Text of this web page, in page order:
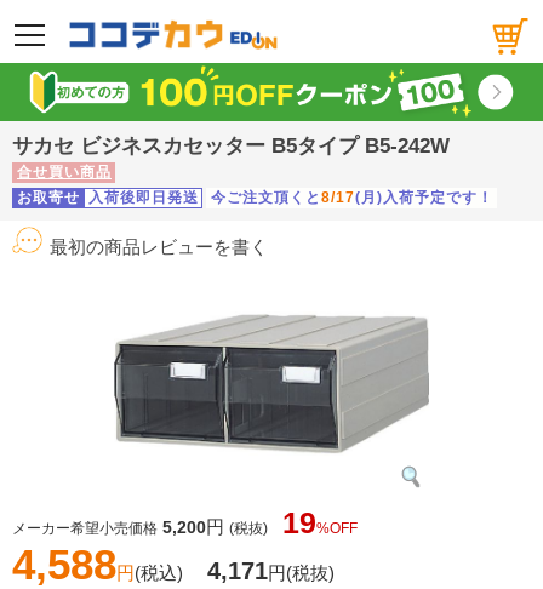
メニュー
サカセ ビジネスカセッター B5タイプ B5-242W
合せ買い商品
お取寄せ
入荷後即日発送 今ご注文頂くと 8/17(月)入荷予定です！
最初の商品レビューを書く
メーカー希望小売価格 5,200円 (税抜) 19%OFF
4,588円(税込) 4,171円(税抜)